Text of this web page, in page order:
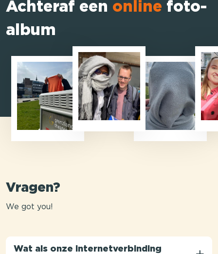
Achteraf een online foto-
album
Vragen?
We got you!
Wat als onze internetverbinding